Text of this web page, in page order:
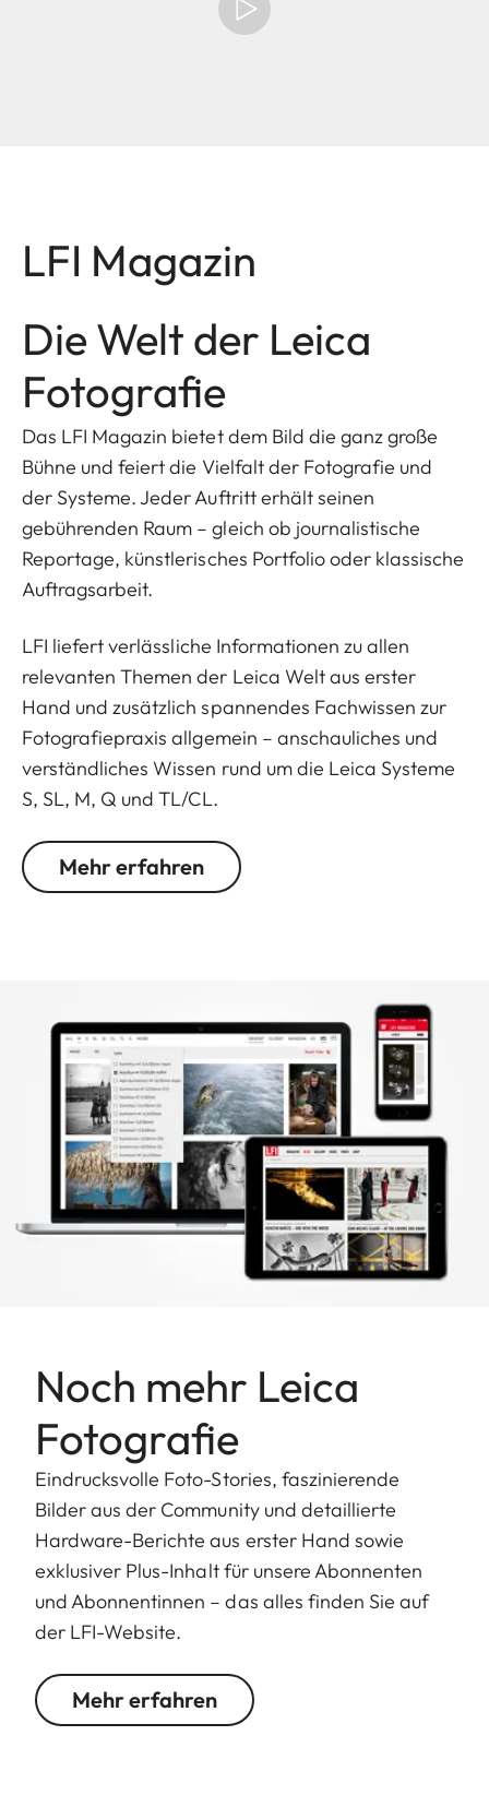
LFI Magazin
Die Welt der Leica
Fotografie
Das LFI Magazin bietet dem Bild die ganz große
Bühne und feiert die Vielfalt der Fotografie und
der Systeme. Jeder Auftritt erhält seinen
gebührenden Raum – gleich ob journalistische
Reportage, künstlerisches Portfolio oder klassische
Auftragsarbeit.
LFI liefert verlässliche Informationen zu allen
relevanten Themen der Leica Welt aus erster
Hand und zusätzlich spannendes Fachwissen zur
Fotografiepraxis allgemein – anschauliches und
verständliches Wissen rund um die Leica Systeme
S, SL, M, Q und TL/CL.
Mehr erfahren
Noch mehr Leica
Fotografie
Eindrucksvolle Foto-Stories, faszinierende
Bilder aus der Community und detaillierte
Hardware-Berichte aus erster Hand sowie
exklusiver Plus-Inhalt für unsere Abonnenten
und Abonnentinnen – das alles finden Sie auf
der LFI-Website.
Mehr erfahren